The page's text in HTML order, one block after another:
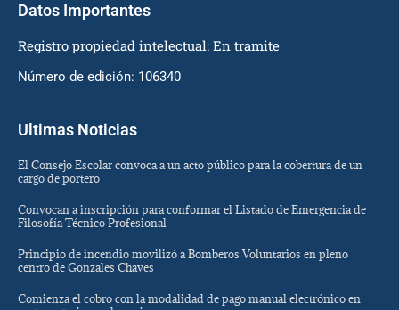
Datos Importantes
Registro propiedad intelectual: En tramite
Número de edición: 106340
Ultimas Noticias
El Consejo Escolar convoca a un acto público para la cobertura de un
cargo de portero
Convocan a inscripción para conformar el Listado de Emergencia de
Filosofía Técnico Profesional
Principio de incendio movilizó a Bomberos Voluntarios en pleno
centro de Gonzales Chaves
Comienza el cobro con la modalidad de pago manual electrónico en